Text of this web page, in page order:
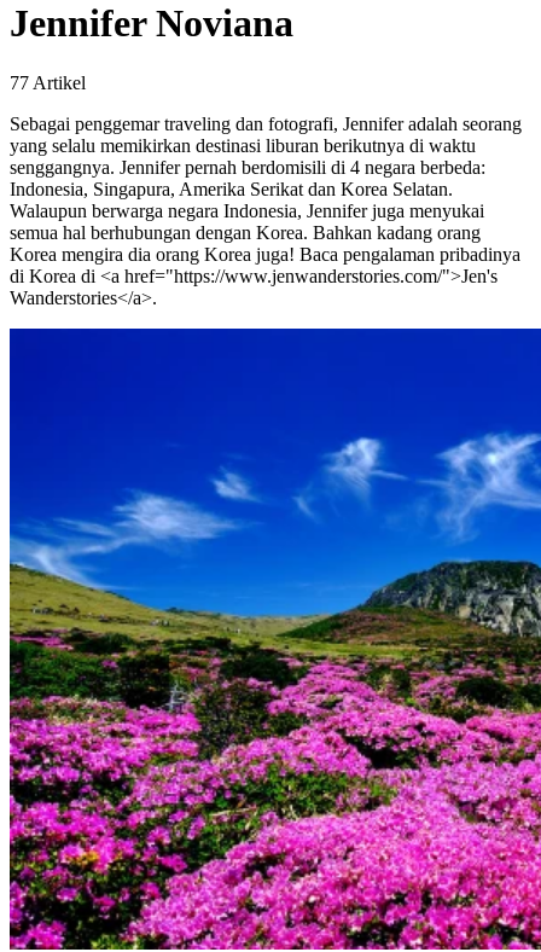
Jennifer Noviana
77 Artikel
Sebagai penggemar traveling dan fotografi, Jennifer adalah seorang
yang selalu memikirkan destinasi liburan berikutnya di waktu
senggangnya. Jennifer pernah berdomisili di 4 negara berbeda:
Indonesia, Singapura, Amerika Serikat dan Korea Selatan.
Walaupun berwarga negara Indonesia, Jennifer juga menyukai
semua hal berhubungan dengan Korea. Bahkan kadang orang
Korea mengira dia orang Korea juga! Baca pengalaman pribadinya
di Korea di <a href="https://www.jenwanderstories.com/">Jen's
Wanderstories</a>.